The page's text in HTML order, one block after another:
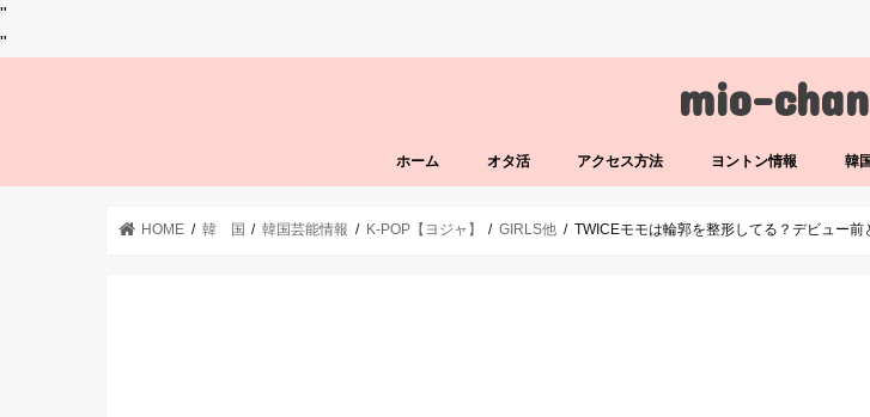
"
"
mio-
ホーム オタ活 アクセス方法 ヨントン情報 韓
HOME 韓 国 韓国芸能情報 K-POP【ヨジャ】 GIRLS他 TWICEモモは輪郭を整形してる？デビュー前